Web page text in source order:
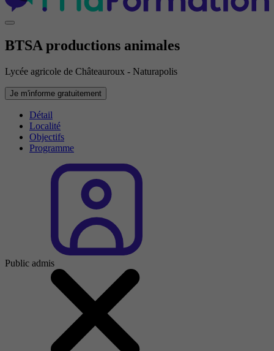
BTSA productions animales
Lycée agricole de Châteauroux - Naturapolis
Je m'informe gratuitement
Détail
Localité
Objectifs
Programme
Public admis